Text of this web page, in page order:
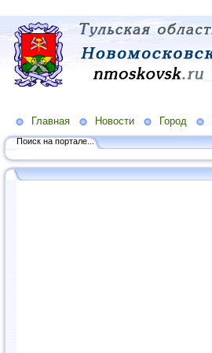
Главная Новости Город
Поиск на портале...